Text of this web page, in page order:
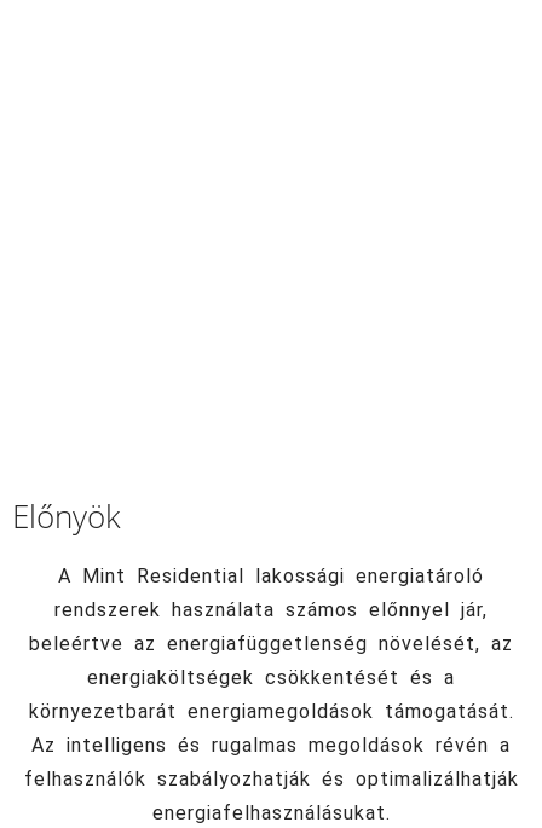
Előnyök
A Mint Residential lakossági energiatároló
rendszerek használata számos előnnyel jár,
beleértve az energiafüggetlenség növelését, az
energiaköltségek csökkentését és a
környezetbarát energiamegoldások támogatását.
Az intelligens és rugalmas megoldások révén a
felhasználók szabályozhatják és optimalizálhatják
energiafelhasználásukat.